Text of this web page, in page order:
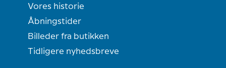
Vores historie
Åbningstider
Billeder fra butikken
Tidligere nyhedsbreve